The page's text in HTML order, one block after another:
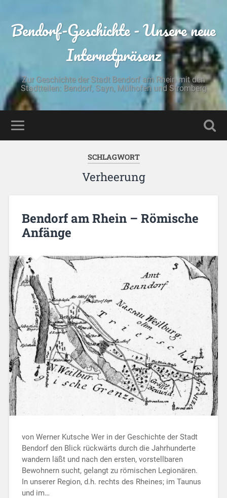
Bendorf-Geschichte - Unsere neue
Internetpräsenz
Zur Geschichte der Stadt Bendorf am Rhein mit den
Stadtteilen: Bendorf, Sayn, Mülhofen und Stromberg
SCHLAGWORT
Verheerung
Bendorf am Rhein – Römische
Anfänge
von Werner Kutsche Wer in der Geschichte der Stadt
Bendorf den Blick rückwärts durch die Jahrhunderte
wandern läßt und nach den ersten, vorstellbaren
Bewohnern sucht, gelangt zu römischen Legionären.
In unserer Region, d.h. rechts des Rheines; im Taunus
und im…